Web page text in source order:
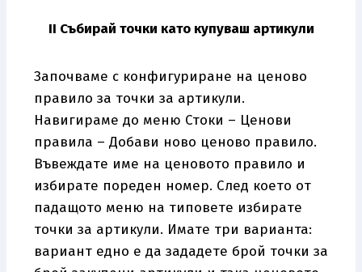
II Събирай точки като купуваш артикули
Започваме с конфигуриране на ценово
правило за точки за артикули.
Навигираме до меню Стоки – Ценови
правила – Добави ново ценово правило.
Въвеждате име на ценовото правило и
избирате пореден номер. След което от
падащото меню на типовете избирате
точки за артикули. Имате три варианта:
вариант едно е да зададете брой точки за